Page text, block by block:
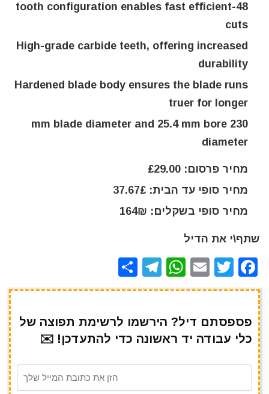
48-tooth configuration enables fast efficient
cuts
High-grade carbide teeth, offering increased
durability
Hardened blade body ensures the blade runs
truer for longer
230 mm blade diameter and 25.4 mm bore
diameter
מחיר פרסום: £29.00
מחיר סופי עד הבית: 37.67£
מחיר סופי בשקלים: 164₪
שתף\י את הדיל
F
a
e
b
o
T
w
te
r
E
m
l
W
h
s
A
p
T
el
gr
a
m
h
e
פספסתם דיל? הירשמו לרשימת תפוצה של
כלי עבודה יד ראשונה כדי להתעדכן! ✉️